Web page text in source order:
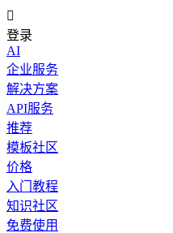

登录
AI
企业服务
解决方案
API服务
推荐
模板社区
价格
入门教程
知识社区
免费使用